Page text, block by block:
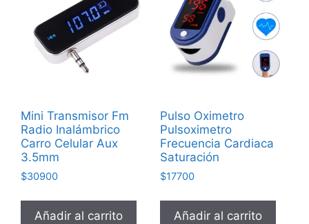
Mini Transmisor Fm
Radio Inalámbrico
Carro Celular Aux
3.5mm
$30900
Añadir al carrito
Pulso Oximetro
Pulsoximetro
Frecuencia Cardiaca
Saturación
$17700
Añadir al carrito